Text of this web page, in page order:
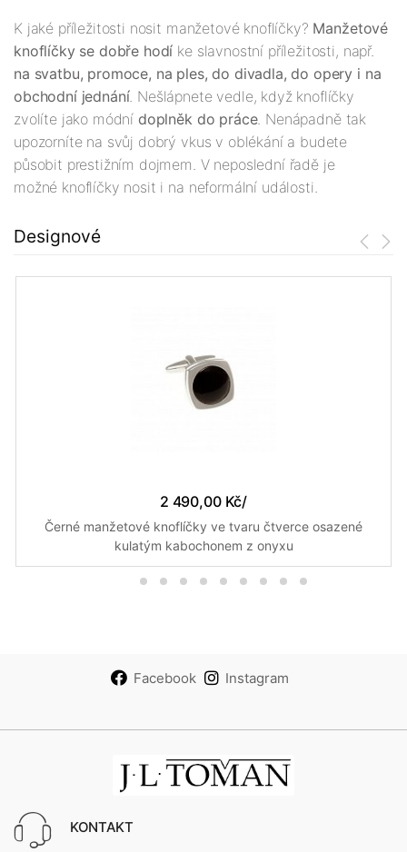
K jaké příležitosti nosit manžetové knoflíčky? Manžetové
knoflíčky se dobře hodí ke slavnostní příležitosti, např.
na svatbu, promoce, na ples, do divadla, do opery i na
obchodní jednání. Nešlápnete vedle, když knoflíčky
zvolíte jako módní doplněk do práce. Nenápadně tak
upozorníte na svůj dobrý vkus v oblékání a budete
působit prestižním dojmem. V neposlední řadě je
možné knoflíčky nosit i na neformální události.
Designové
2 490,00 Kč/
Černé manžetové knoflíčky ve tvaru čtverce osazené
kulatým kabochonem z onyxu
Facebook Instagram
KONTAKT